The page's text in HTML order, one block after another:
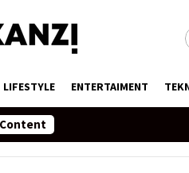
LIFESTYLE ENTERTAIMENT